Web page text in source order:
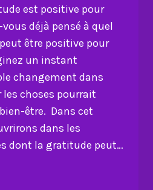
est positive pour
déjà pensé à quel
être positive pour
un instant
changement dans
choses pourrait
être. Dans cet
dans les
dont la gratitude peut…